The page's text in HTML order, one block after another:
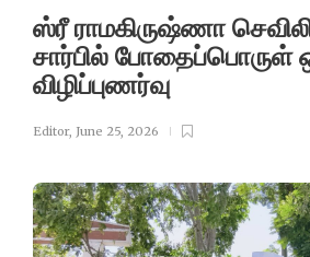
ஸ்ரீ ராமகிருஷ்ணா
சார்பில் போதைப்பொருள்
விழிப்புணர்வு
Editor, June 25, 2026